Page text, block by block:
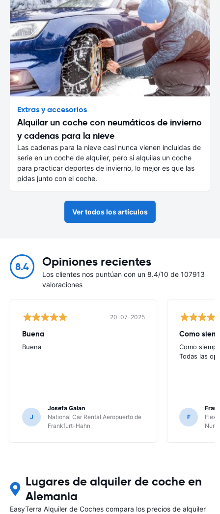
Extras y accesorios
Alquilar un coche con neumáticos de invierno
y cadenas para la nieve
Las cadenas para la nieve casi nunca vienen incluidas de
serie en un coche de alquiler, pero si alquilas un coche
para practicar deportes de invierno, lo mejor es que las
pidas junto con el coche.
Ver todos los artículos
8.4 Opiniones recientes
Los clientes nos puntúan con un 8.4/10 de 107913
valoraciones
20-07-2025
Buena
Buena
J
Josefa Galan
National Car Rental Aeropuerto de
Frankfurt-Hahn
Como
Como
Todas las
F
Flex
Lugares de alquiler de coche en
Alemania
EasyTerra Alquiler de Coches compara los precios de alquiler